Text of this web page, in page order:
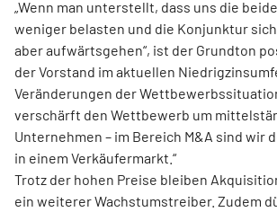
„Wenn man unterstellt, dass uns die
weniger belasten und die Konjunktur
aber aufwärtsgehen“, ist der Grundton
der Vorstand im aktuellen
Veränderungen der
verschärft den Wettbewerb um
Unternehmen – im Bereich M&A sind wir
in einem Verkäufermarkt.“
Trotz der hohen Preise bleiben
ein weiterer Wachstumstreiber. Zudem